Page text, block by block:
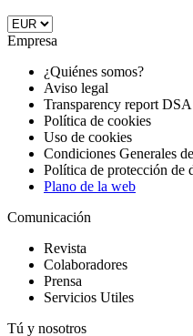
Empresa
¿Quiénes somos?
Aviso legal
Transparency report DSA
Política de cookies
Uso de cookies
Condiciones Generales
Política de protección de
Plano de la web
Comunicación
Revista
Colaboradores
Prensa
Servicios Utiles
Tú y nosotros